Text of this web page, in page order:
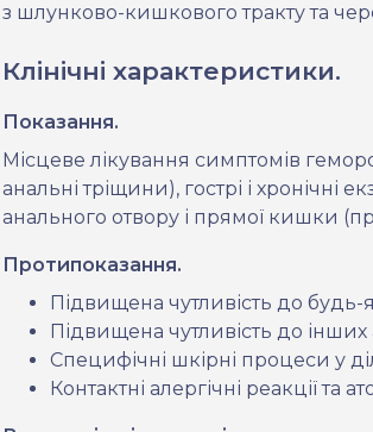
з шлунково-кишкового тракту та
Клінічні характеристики.
Показання.
Місцеве лікування симптомів
анальні тріщини), гострі і хронічні
анального отвору і прямої кишки
Протипоказання.
Підвищена чутливість до будь-
Підвищена чутливість до інших
Специфічні шкірні процеси у
Контактні алергічні реакції та